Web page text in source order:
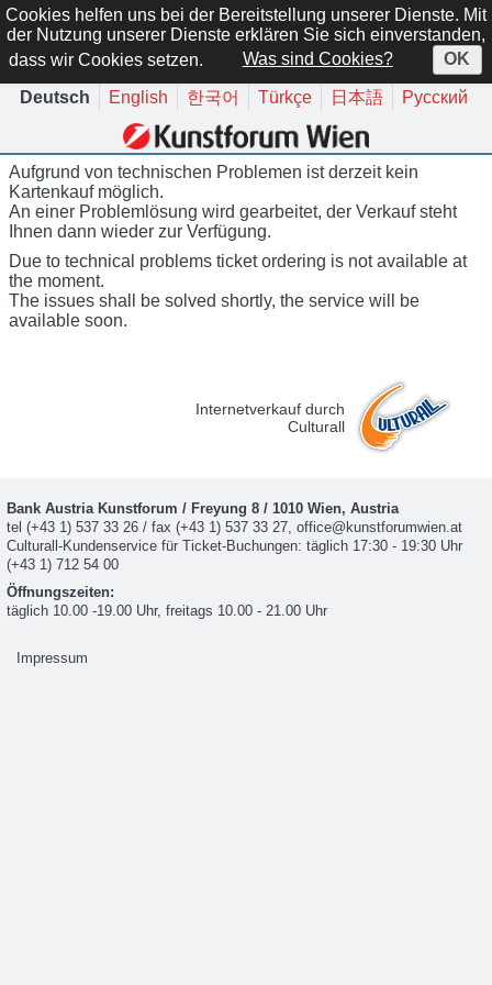
Cookies helfen uns bei der Bereitstellung unserer Dienste. Mit
der Nutzung unserer Dienste erklären Sie sich einverstanden,
dass wir Cookies setzen.
Was sind Cookies? OK
Deutsch English 한국어 Türkçe 日本語 Русский
Aufgrund von technischen Problemen ist derzeit kein
Kartenkauf möglich.
An einer Problemlösung wird gearbeitet, der Verkauf steht
Ihnen dann wieder zur Verfügung.
Due to technical problems ticket ordering is not available at
the moment.
The issues shall be solved shortly, the service will be
available soon.
Internetverkauf durch
Culturall
Bank Austria Kunstforum / Freyung 8 /1010 Wien,Austria
tel(+43 1) 537 33 26 / fax(+43 1) 537 33 27,office@kunstforumwien.at
Culturall-Kundenservice für Ticket-Buchungen: täglich 17:30 - 19:30 Uhr
(+43 1) 712 54 00
Öffnungszeiten:
täglich 10.00 -19.00 Uhr, freitags 10.00 - 21.00 Uhr
Impressum